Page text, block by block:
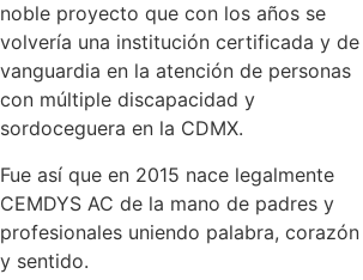
noble proyecto que con los años se
volvería una institución certificada y de
vanguardia en la atención de personas
con múltiple discapacidad y
sordoceguera en la CDMX.
Fue así que en 2015 nace legalmente
CEMDYS AC de la mano de padres y
profesionales uniendo palabra, corazón
y sentido.